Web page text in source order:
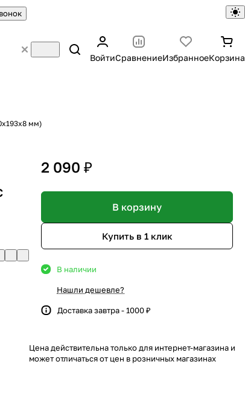
ВойтиСравнениеИзбранноеКорзина
мм)
2 090 ₽
В корзину
Купить в 1 клик
В наличии
Нашли дешевле?
Доставка завтра - 1000 ₽
Цена действительна только для интернет-магазина и
может отличаться от цен в розничных магазинах